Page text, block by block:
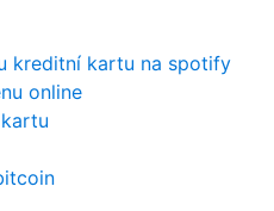
kreditní kartu na spotify
online